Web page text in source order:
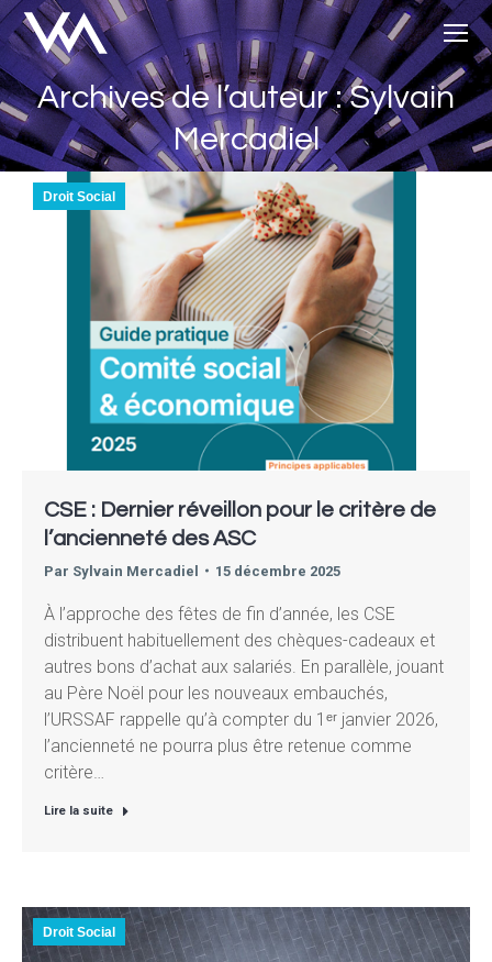
Archives de l’auteur : Sylvain
Mercadiel
Vous êtes ici :
Droit Social
CSE : Dernier réveillon pour le critère de
l’ancienneté des ASC
Par Sylvain Mercadiel 15 décembre 2025
À l’approche des fêtes de fin d’année, les CSE
distribuent habituellement des chèques-cadeaux et
autres bons d’achat aux salariés. En parallèle, jouant
au Père Noël pour les nouveaux embauchés,
l’URSSAF rappelle qu’à compter du 1ᵉʳ janvier 2026,
l’ancienneté ne pourra plus être retenue comme
critère…
Lire la suite
Droit Social